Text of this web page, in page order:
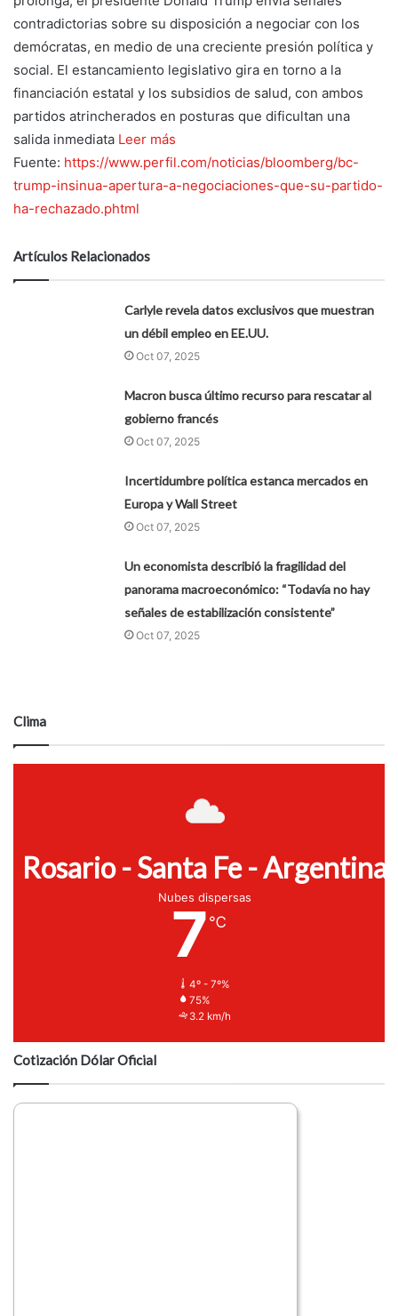
contradictorias sobre su disposición a negociar con los
demócratas, en medio de una creciente presión política y
social. El estancamiento legislativo gira en torno a la
financiación estatal y los subsidios de salud, con ambos
partidos atrincherados en posturas que dificultan una
salida inmediata Leer más
Fuente: https://www.perfil.com/noticias/bloomberg/bc-
trump-insinua-apertura-a-negociaciones-que-su-partido-
ha-rechazado.phtml
Artículos Relacionados
Carlyle revela datos exclusivos que muestran
un débil empleo en EE.UU.
Oct 07, 2025
Macron busca último recurso para rescatar al
gobierno francés
Oct 07, 2025
Incertidumbre política estanca mercados en
Europa y Wall Street
Oct 07, 2025
Un economista describió la fragilidad del
panorama macroeconómico: “Todavía no hay
señales de estabilización consistente”
Oct 07, 2025
Clima
Rosario - Santa Fe - Argentina
Nubes dispersas
7 ℃
4º - 7º%
75%
3.2 km/h
Cotización Dólar Oficial